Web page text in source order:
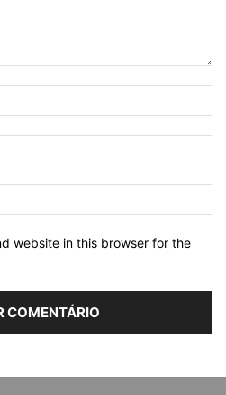
website in this browser for the